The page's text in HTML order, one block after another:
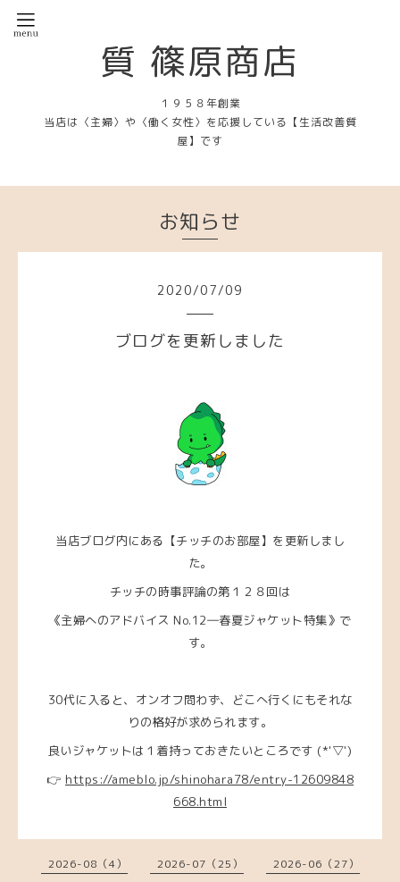
質 篠原商店
１９５８年創業
当店は〈主婦〉や〈働く女性〉を応援している【生活改善質
屋】です
お知らせ
2020/07/09
ブログを更新しました
当店ブログ内にある【チッチのお部屋】を更新しまし
た。
チッチの時事評論の第１２８回は
《主婦へのアドバイス No.12―春夏ジャケット特集》で
す。
30代に入ると、オンオフ問わず、どこへ行くにもそれな
りの格好が求められます。
良いジャケットは１着持っておきたいところです (*'▽')
👉 https://ameblo.jp/shinohara78/entry-12609848
668.html
2026-08（4） 2026-07（25） 2026-06（27）